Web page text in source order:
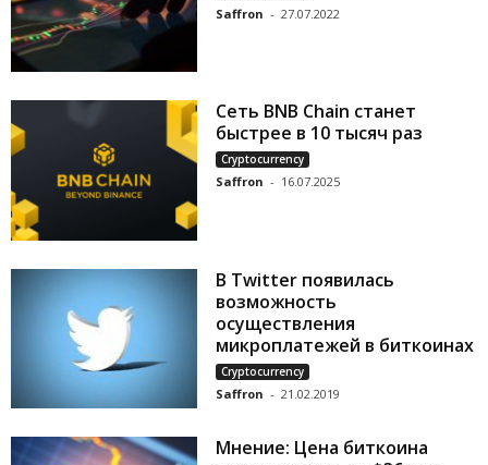
Saffron - 27.07.2022
Сеть BNB Chain станет
быстрее в 10 тысяч раз
Cryptocurrency
Saffron - 16.07.2025
В Twitter появилась
возможность
осуществления
микроплатежей в биткоинах
Cryptocurrency
Saffron - 21.02.2019
Мнение: Цена биткоина